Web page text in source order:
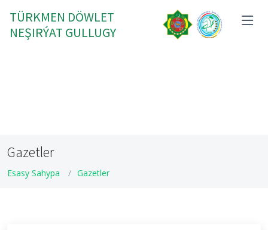
TÜRKMEN DÖWLET
NEŞIRÝAT GULLUGY
Gazetler
Esasy Sahypa Gazetler